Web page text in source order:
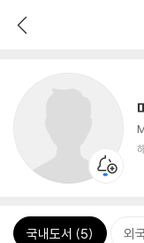
국내도서 (5) 외